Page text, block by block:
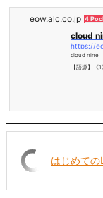
eow.alc.co.jp 4
cloud
https://
cloud nine
【語源】《
はじめて